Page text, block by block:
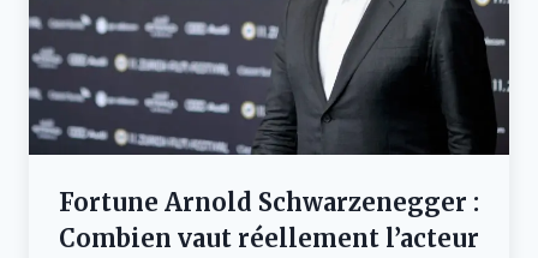
Fortune Arnold Schwarzenegger :
Combien vaut réellement l’acteur